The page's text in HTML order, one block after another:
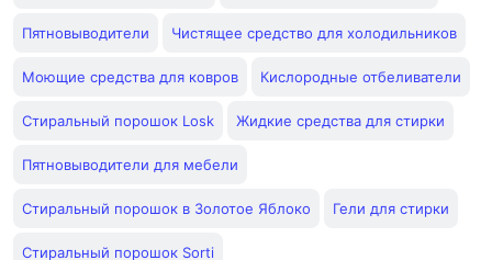
Пятновыводители Чистящее средство для холодильников
Моющие средства для ковров Кислородные отбеливатели
Стиральный порошок Losk Жидкие средства для стирки
Пятновыводители для мебели
Стиральный порошок в Золотое Яблоко Гели для стирки
Стиральный порошок Sorti